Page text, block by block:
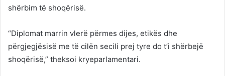
shërbim të shoqërisë.
“Diplomat marrin vlerë përmes dijes, etikës dhe
përgjegjësisë me të cilën secili prej tyre do t’i shërbejë
shoqërisë,” theksoi kryeparlamentari.